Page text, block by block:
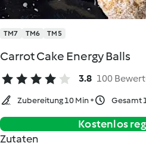
TM7 TM6 TM5
Carrot Cake Energy Balls
3.8 100
Zubereitung 10 Min Gesamt
Kostenlos
Zutaten